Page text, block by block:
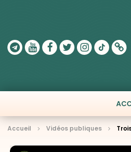
Accueil Vidéos publiques